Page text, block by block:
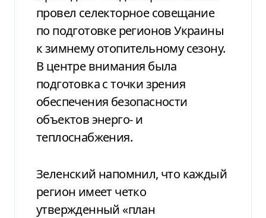
провел селекторное совещание
по подготовке регионов Украины
к зимнему отопительному сезону.
В центре внимания была
подготовка с точки зрения
обеспечения безопасности
объектов энерго- и
теплоснабжения.
Зеленский напомнил, что каждый
регион имеет четко
утвержденный «план